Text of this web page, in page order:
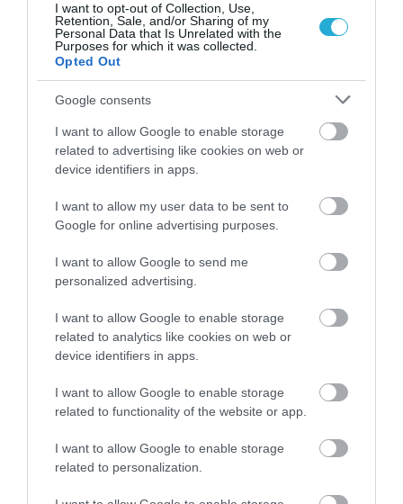
I want to opt-out of Collection, Use,
Retention, Sale, and/or Sharing of my
Personal Data that Is Unrelated with the
Purposes for which it was collected.
Opted Out
Google consents
I want to allow Google to enable storage
related to advertising like cookies on web or
device identifiers in apps.
I want to allow my user data to be sent to
Google for online advertising purposes.
I want to allow Google to send me
personalized advertising.
I want to allow Google to enable storage
related to analytics like cookies on web or
device identifiers in apps.
I want to allow Google to enable storage
related to functionality of the website or app.
I want to allow Google to enable storage
related to personalization.
υγιεινό μέρος της διατροφής σας. Είναι
πλούσιο σε θρεπτικά συστατικά όπως το
ασβέστιο που χτίζει τα οστά και περιέχει
πιθανότητες παχυσαρκίας. Το βούτυρο
μπορεί επίσης να είναι μέρος μιας δίαιτας
χαμηλής περιεκτικότητας σε υδατάνθρακες,
η οποία μπορεί να βοηθήσει τους
ανθρώπους να διατηρήσουν καλύτερα το
από ό,τι θα έκαναν με μια δίαιτα χαμηλής
περιεκτικότητας σε λιπαρά.
Το βούτυρο έχει και άλλα οφέλη για την
Μπορεί να σας βοηθήσει να μειώσετε τις